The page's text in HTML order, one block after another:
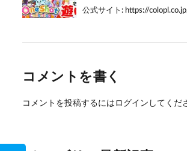
公式サイト: https://
コメントを書く
コメントを投稿するには ログイン してくだ